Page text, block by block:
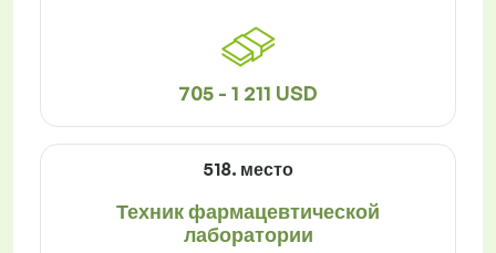
705 - 1 211 USD
518. место
Техник фармацевтической
лаборатории